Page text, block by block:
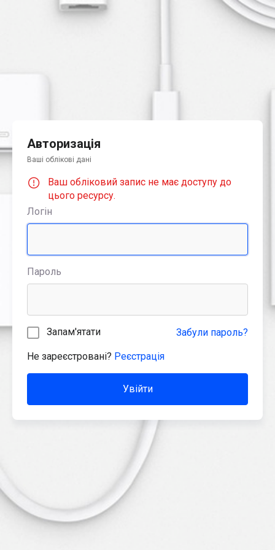
Авторизація
Ваші облікові дані
Ваш обліковий запис не має доступу до
цього ресурсу.
Логін
Пароль
Запам'ятати Забули пароль?
Не зареєстровані? Реєстрація